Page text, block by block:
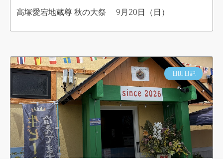
高塚愛宕地蔵尊 秋の大祭 9月20日（日）
日田日記